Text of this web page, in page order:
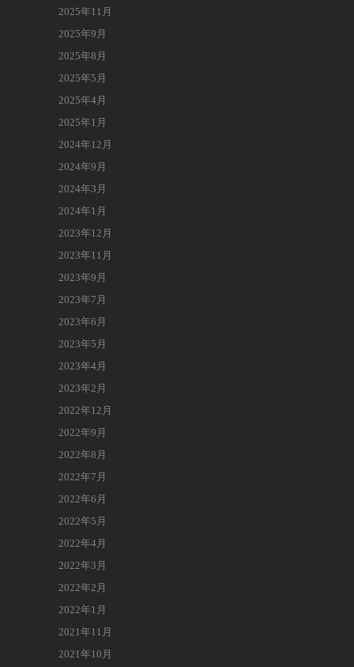
2025年11月
2025年9月
2025年8月
2025年5月
2025年4月
2025年1月
2024年12月
2024年9月
2024年3月
2024年1月
2023年12月
2023年11月
2023年9月
2023年7月
2023年6月
2023年5月
2023年4月
2023年2月
2022年12月
2022年9月
2022年8月
2022年7月
2022年6月
2022年5月
2022年4月
2022年3月
2022年2月
2022年1月
2021年11月
2021年10月